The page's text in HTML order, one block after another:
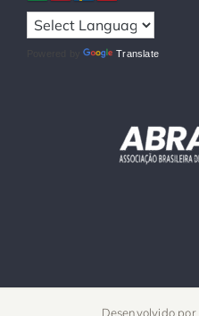
Powered by Translate
Desenvolvido por